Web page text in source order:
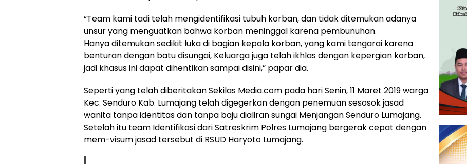
“Team kami tadi telah mengidentifikasi tubuh korban, dan tidak ditemukan adanya
unsur yang menguatkan bahwa korban meninggal karena pembunuhan.
Hanya ditemukan sedikit luka di bagian kepala korban, yang kami tengarai karena
benturan dengan batu disungai, Keluarga juga telah ikhlas dengan kepergian korban,
jadi khasus ini dapat dihentikan sampai disini,” papar dia.
Seperti yang telah diberitakan Sekilas Media.com pada hari Senin, 11 Maret 2019 warga
Kec. Senduro Kab. Lumajang telah digegerkan dengan penemuan sesosok jasad
wanita tanpa identitas dan tanpa baju dialiran sungai Menjangan Senduro Lumajang.
Setelah itu team Identifikasi dari Satreskrim Polres Lumajang bergerak cepat dengan
mem-visum jasad tersebut di RSUD Haryoto Lumajang.